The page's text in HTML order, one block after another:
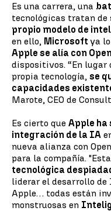
Es una carrera, una
tecnológicas tratan de
propio modelo de
en ello, Microsoft ya
Apple se alía con
dispositivos. “En lugar
propia tecnología, se
capacidades
Marote, CEO de
Es cierto que Apple ha
integración de la IA
nueva alianza con
para la compañía.
tecnológica
liderar el desarrollo de
Apple… todas están
monstruosas en